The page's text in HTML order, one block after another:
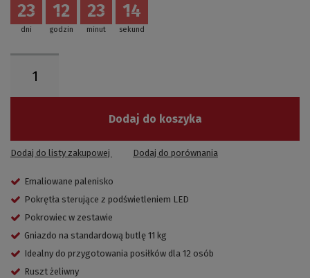
dni
23
godzin
12
minut
23
sekund
12
Dodaj do koszyka
Dodaj do listy zakupowej Dodaj do porównania
Emaliowane palenisko
Pokrętła sterujące z podświetleniem LED
Pokrowiec w zestawie
Gniazdo na standardową butlę 11 kg
Idealny do przygotowania posiłków dla 12 osób
Ruszt żeliwny